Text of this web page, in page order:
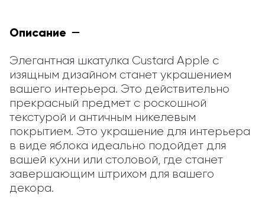
Описание
Элегантная шкатулка Custard Apple с
изящным дизайном станет украшением
вашего интерьера. Это действительно
прекрасный предмет с роскошной
текстурой и античным никелевым
покрытием. Это украшение для интерьера
в виде яблока идеально подойдет для
вашей кухни или столовой, где станет
завершающим штрихом для вашего
декора.